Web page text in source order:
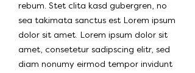
rebum. Stet clita kasd gubergren, no
sea takimata sanctus est Lorem ipsum
dolor sit amet. Lorem ipsum dolor sit
amet, consetetur sadipscing elitr, sed
diam nonumy eirmod tempor invidunt